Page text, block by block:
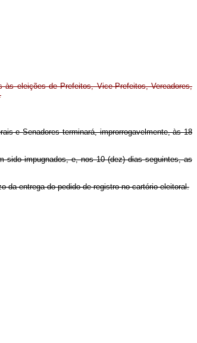
eleições de Prefeitos, Vice-Prefeitos, Vereadores,
e Senadores terminará, improrrogavelmente, às 18
sido impugnados, e, nos 10 (dez) dias seguintes, as
da entrega do pedido de registro no cartório eleitoral.